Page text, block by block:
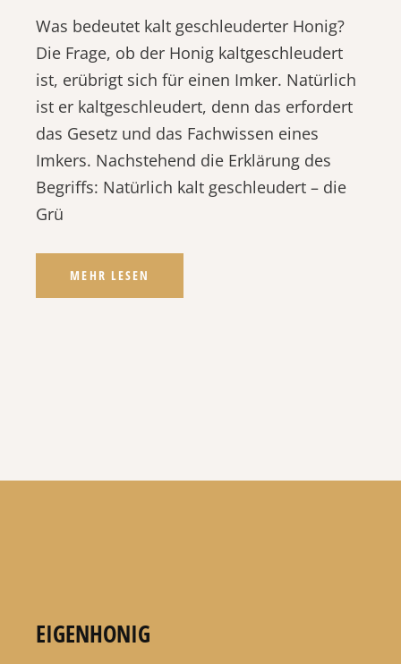
Was bedeutet kalt geschleuderter Honig?
Die Frage, ob der Honig kaltgeschleudert
ist, erübrigt sich für einen Imker. Natürlich
ist er kaltgeschleudert, denn das erfordert
das Gesetz und das Fachwissen eines
Imkers. Nachstehend die Erklärung des
Begriffs: Natürlich kalt geschleudert – die
Grü
MEHR LESEN
EIGENHONIG